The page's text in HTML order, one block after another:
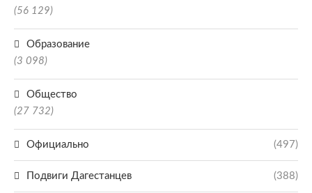
(56 129)
Образование
(3 098)
Общество
(27 732)
Официально (497)
Подвиги Дагестанцев (388)